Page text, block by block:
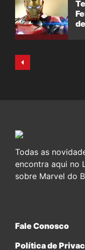
Todas as
encontra aqui no
sobre Marvel do
Fale Conosco
Política de